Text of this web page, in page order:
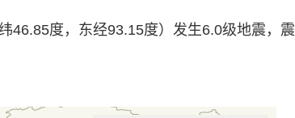
46.85度，东经93.15度）发生6.0级地震，震